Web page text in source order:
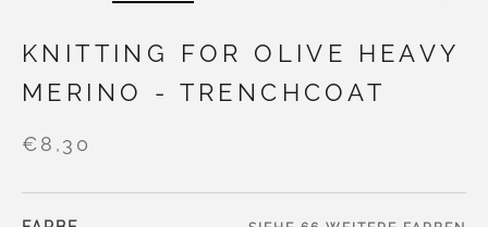
KNITTING FOR OLIVE HEAVY
MERINO - TRENCHCOAT
€8,30